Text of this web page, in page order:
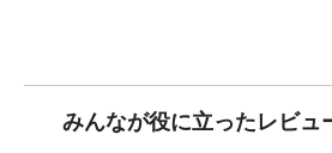
みんなが役に立ったレビュ